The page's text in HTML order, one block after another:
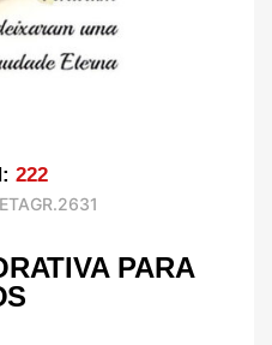
222
PARA